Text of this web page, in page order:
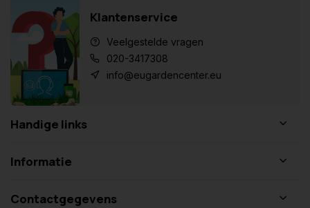
Klantenservice
Veelgestelde vragen
020-3417308
info@eugardencenter.eu
Handige links
Informatie
Contactgegevens